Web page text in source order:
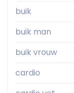
buik
buik man
buik vrouw
cardio